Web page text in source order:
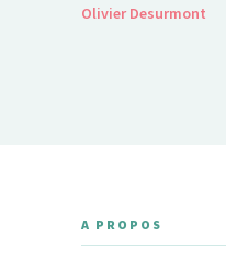
Olivier Desurmont
A PROPOS